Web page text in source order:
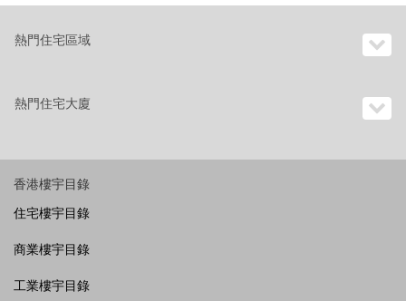
熱門住宅區域
熱門住宅大廈
香港樓宇目錄
住宅樓宇目錄
商業樓宇目錄
工業樓宇目錄